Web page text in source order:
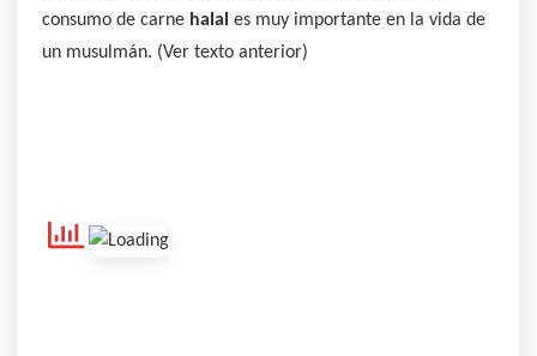
consumo de carne halal es muy importante en la vida de
un musulmán. (Ver texto anterior)